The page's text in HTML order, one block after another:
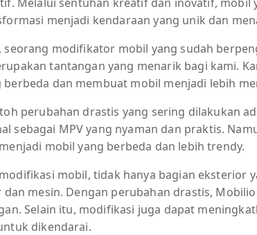
menjadi kendaraan yang unik dan
seorang modifikator mobil yang sudah
tantangan yang menarik bagi kami.
berbeda dan membuat mobil menjadi lebih
perubahan drastis yang sering dilakukan
sebagai MPV yang nyaman dan praktis.
mobil yang berbeda dan lebih trendy.
mobil, tidak hanya bagian eksterior
mesin. Dengan perubahan drastis,
Selain itu, modifikasi juga dapat
dikendarai.